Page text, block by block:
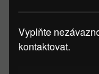
Vyplňte
kontaktovat.